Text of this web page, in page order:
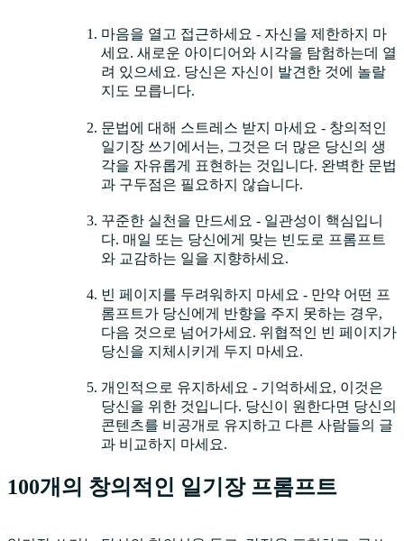
마음을 열고 접근하세요 - 자신을 제한하지 마
세요. 새로운 아이디어와 시각을 탐험하는데 열
려 있으세요. 당신은 자신이 발견한 것에 놀랄
지도 모릅니다.
문법에 대해 스트레스 받지 마세요 - 창의적인
일기장 쓰기에서는, 그것은 더 많은 당신의 생
각을 자유롭게 표현하는 것입니다. 완벽한 문법
과 구두점은 필요하지 않습니다.
꾸준한 실천을 만드세요 - 일관성이 핵심입니
다. 매일 또는 당신에게 맞는 빈도로 프롬프트
와 교감하는 일을 지향하세요.
빈 페이지를 두려워하지 마세요 - 만약 어떤 프
롬프트가 당신에게 반향을 주지 못하는 경우,
다음 것으로 넘어가세요. 위협적인 빈 페이지가
당신을 지체시키게 두지 마세요.
개인적으로 유지하세요 - 기억하세요, 이것은
당신을 위한 것입니다. 당신이 원한다면 당신의
콘텐츠를 비공개로 유지하고 다른 사람들의 글
과 비교하지 마세요.
100개의 창의적인 일기장 프롬프트